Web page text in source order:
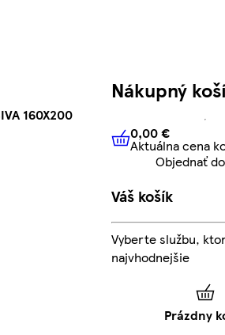
160X200
Nákupný
0,00 €
0,00 €
Aktuálna cena
Objednať
Váš košík
Vyberte službu,
najvhodnejšie
Prázdny